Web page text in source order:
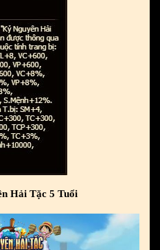
Hải Tặc 5 Tuổi